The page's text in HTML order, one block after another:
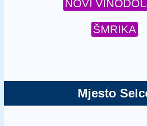
NOVI
ŠMRIKA
Mjesto